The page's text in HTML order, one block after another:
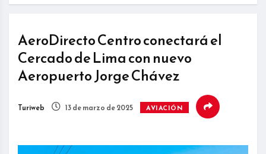
AeroDirecto Centro conectará el
Cercado de Lima con nuevo
Aeropuerto Jorge Chávez
Turiweb 13 de marzo de 2025 AVIACIÓN